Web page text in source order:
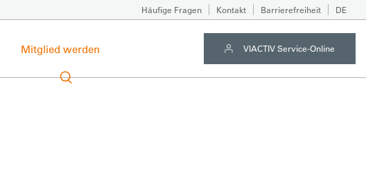
Häufige Fragen Kontakt Barrierefreiheit DE
Mitglied werden VIACTIV Service-Online